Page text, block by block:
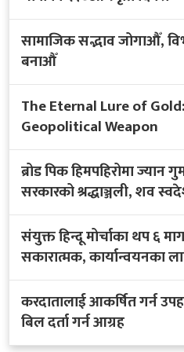
जिडिपीमा मधेसको योगदान
उपत्यकामा २४ घण्टामा ७२१
फ्रान्सलाई ६–४ ले हराउँदै
राष्ट्र बैंक ऐन संशोधनमा
दुई वर्षभित्र ३६ प्रकारका
साउने संक्रान्तिमा
सांसदलाई सम्पत्ति विवरण
आज साउने सङ्क्रान्ति:
बागमतीमा एमाले
नेपाल–भारतबीच विद्युत्
बागमती प्रदेश प्रमुखद्वारा
सामाजिक सद्भाव जोगाऔँ,
बनाऔँ
The Eternal Lure of
Geopolitical Weapon
ब्रोड पिक हिमपहिरोमा ज्यान
सरकारको श्रद्धाञ्जली, शव
संयुक्त हिन्दू मोर्चाका थप ६
सकारात्मक, कार्यान्वयनका
करदातालाई आकर्षित गर्न
बिल दर्ता गर्न आग्रह